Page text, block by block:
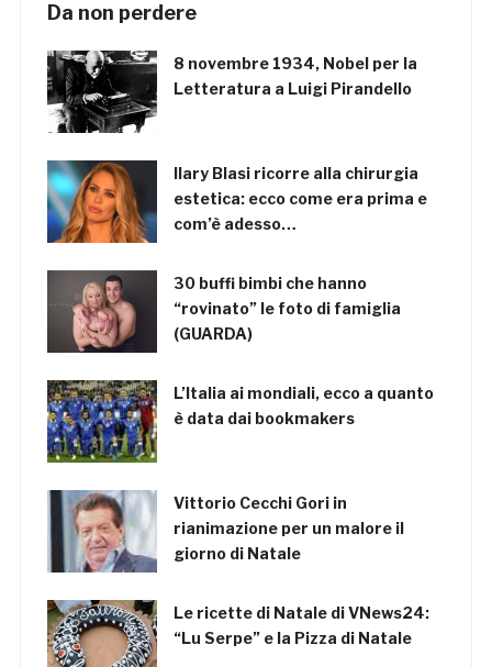
Da non perdere
8 novembre 1934, Nobel per la
Letteratura a Luigi Pirandello
Ilary Blasi ricorre alla chirurgia
estetica: ecco come era prima e
com’è adesso…
30 buffi bimbi che hanno
“rovinato” le foto di famiglia
(GUARDA)
L’Italia ai mondiali, ecco a quanto
è data dai bookmakers
Vittorio Cecchi Gori in
rianimazione per un malore il
giorno di Natale
Le ricette di Natale di VNews24:
“Lu Serpe” e la Pizza di Natale